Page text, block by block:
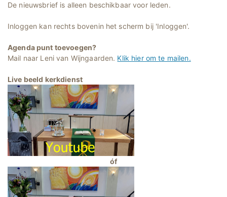
De nieuwsbrief is alleen beschikbaar voor leden.
Inloggen kan rechts bovenin het scherm bij 'Inloggen'.
Agenda punt toevoegen?
Mail naar Leni van Wijngaarden. Klik hier om te mailen.
Live beeld kerkdienst
óf